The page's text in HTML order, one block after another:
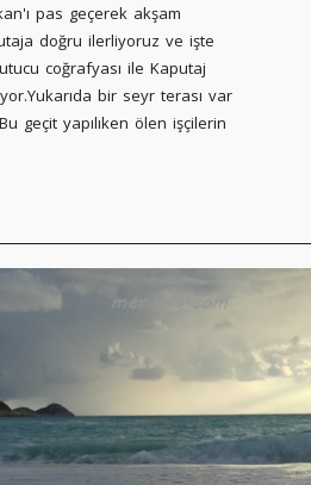
pas geçerek akşam
doğru ilerliyoruz ve işte
coğrafyası ile Kaputaj
bir seyr terası var
geçit yapılıken ölen işçilerin